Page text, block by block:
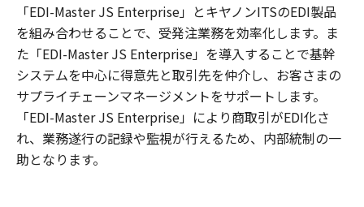
「EDI-Master JS Enterprise」とキヤノンITSのEDI製品
を組み合わせることで、受発注業務を効率化します。ま
た「EDI-Master JS Enterprise」を導入することで基幹
システムを中心に得意先と取引先を仲介し、お客さまの
サプライチェーンマネージメントをサポートします。
「EDI-Master JS Enterprise」により商取引がEDI化さ
れ、業務遂行の記録や監視が行えるため、内部統制の一
助となります。